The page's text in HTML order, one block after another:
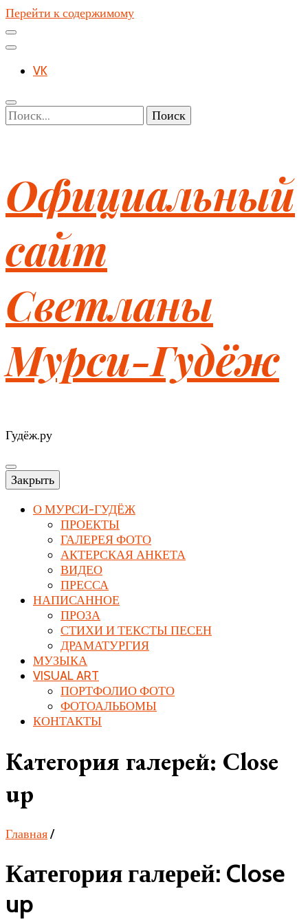
Перейти к содержимому
VK
Найти:
Официальный
сайт
Светланы
Мурси-Гудёж
Гудёж.ру
Закрыть
О МУРСИ-ГУДЁЖ
ПРОЕКТЫ
ГАЛЕРЕЯ ФОТО
АКТЕРСКАЯ АНКЕТА
ВИДЕО
ПРЕССА
НАПИСАННОЕ
ПРОЗА
СТИХИ И ТЕКСТЫ ПЕСЕН
ДРАМАТУРГИЯ
МУЗЫКА
VISUAL ART
ПОРТФОЛИО ФОТО
ФОТОАЛЬБОМЫ
КОНТАКТЫ
Категория галерей: Close
up
Главная/
Категория галерей: Close
up